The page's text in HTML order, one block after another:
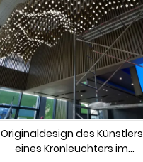
Originaldesign des Künstlers
eines Kronleuchters im